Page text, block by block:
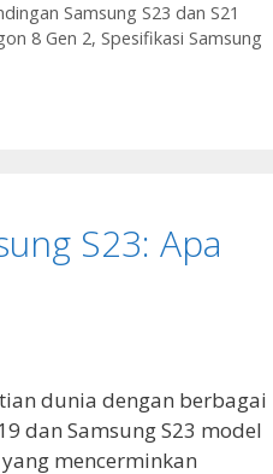
Samsung S23 dan S21
8 Gen 2, Spesifikasi Samsung
S23: Apa
dunia dengan berbagai
dan Samsung S23 model
mencerminkan